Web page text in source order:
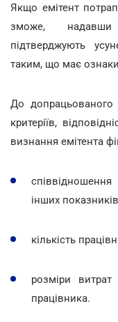
Якщо емітент
зможе, надавши
підтверджують
таким, що має ознаки
До допрацьованого
критеріїв,
визнання емітента
співвідношення
інших
кількість
розміри
працівника.